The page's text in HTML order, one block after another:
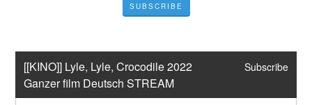
SUBSCRIBE
[[KINO]] Lyle, Lyle, Crocodile 2022
Ganzer film Deutsch STREAM
Subscribe